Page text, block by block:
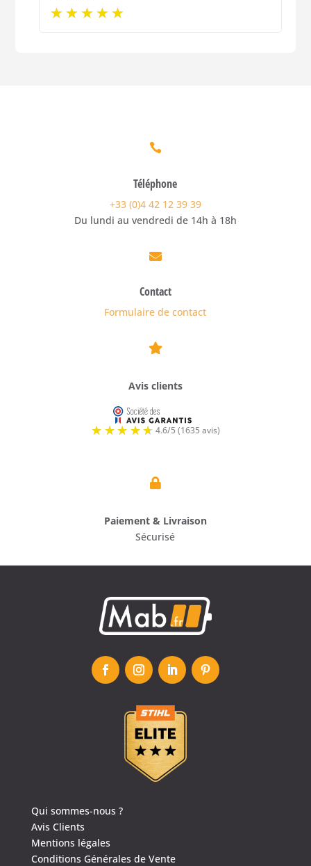

Téléphone
+33 (0)4 42 12 39 39
Du lundi au vendredi de 14h à 18h

Contact
Formulaire de contact

Avis clients

Paiement & Livraison
Sécurisé
Qui sommes-nous ?
Avis Clients
Mentions légales
Conditions Générales de Vente